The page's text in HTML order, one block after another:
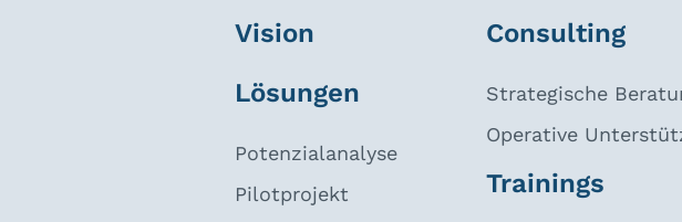
Vision
Lösungen
Potenzialanalyse
Pilotprojekt
Consulting
Strategische
Operative
Trainings